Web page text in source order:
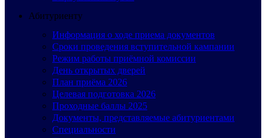
Абитуриенту
Информация о ходе приема документов
Сроки проведения вступительной кампании
Режим работы приёмной комиссии
День открытых дверей
План приёма 2026
Целевая подготовка 2026
Проходные баллы 2025
Документы, представляемые абитуриентами
Специальности